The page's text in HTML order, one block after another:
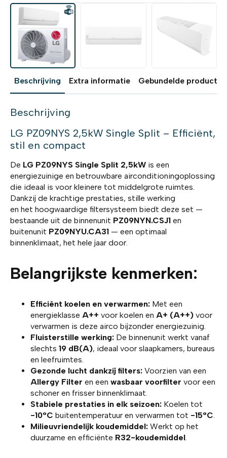
Beschrijving Extra informatie Gebundelde producten
Beschrijving
LG PZ09NYS 2,5kW Single Split – Efficiënt,
stil en compact
De LG PZ09NYS Single Split 2,5kW is een
energiezuinige en betrouwbare airconditioningoplossing
die ideaal is voor kleinere tot middelgrote ruimtes.
Dankzij de krachtige prestaties, stille werking
en het hoogwaardige filtersysteem biedt deze set —
bestaande uit de binnenunit PZ09NYN.CSJ1 en
buitenunit PZ09NYU.CA31 — een optimaal
binnenklimaat, het hele jaar door.
Belangrijkste kenmerken:
Efficiënt koelen en verwarmen: Met een
energieklasse A++ voor koelen en A+ (A++) voor
verwarmen is deze airco bijzonder energiezuinig.
Fluisterstille werking: De binnenunit werkt vanaf
slechts 19 dB(A), ideaal voor slaapkamers, bureaus
en leefruimtes.
Gezonde lucht dankzij filters: Voorzien van een
Allergy Filter en een wasbaar voorfilter voor een
schoner en frisser binnenklimaat.
Stabiele prestaties in elk seizoen: Koelen tot
-10°C buitentemperatuur en verwarmen tot -15°C.
Milieuvriendelijk koudemiddel: Werkt op het
duurzame en efficiënte R32-koudemiddel.